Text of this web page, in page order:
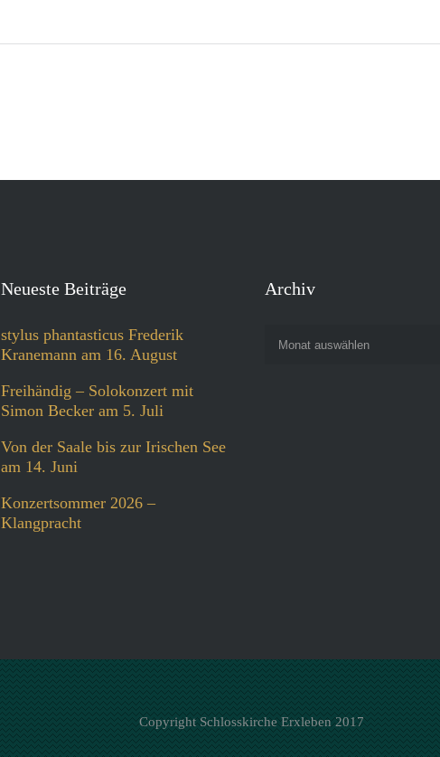
Neueste Beiträge
stylus phantasticus Frederik
Kranemann am 16. August
Freihändig – Solokonzert mit
Simon Becker am 5. Juli
Von der Saale bis zur Irischen See
am 14. Juni
Konzertsommer 2026 –
Klangpracht
Archiv
Monat auswählen
Copyright Schlosskirche Erxleben 2017